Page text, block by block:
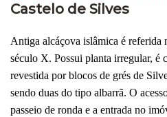
Castelo de Silves
Antiga alcáçova islâmica é referida
século X. Possui planta irregular, é
revestida por blocos de grés de
sendo duas do tipo albarrã. O
passeio de ronda e a entrada no